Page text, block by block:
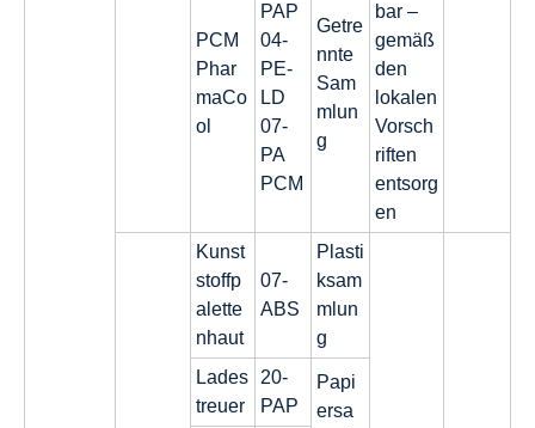
PCM
Phar
maCo
ol
PAP
04-
PE-
LD
07-
PA
PCM
Getre
nnte
Sam
mlun
g
bar –
gemäß
den
lokalen
Vorsch
riften
entsorg
en
Kunst
stoffp
alette
nhaut
07-
ABS
Plasti
ksam
mlun
g
Lades
treuer
20-
PAP
Papi
ersa